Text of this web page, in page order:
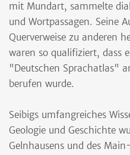
mit Mundart, sammelte
und Wortpassagen. Seine
Querverweise zu anderen
waren so qualifiziert, dass
"Deutschen Sprachatlas"
berufen wurde.
Seibigs umfangreiches
Geologie und Geschichte
Gelnhausens und des